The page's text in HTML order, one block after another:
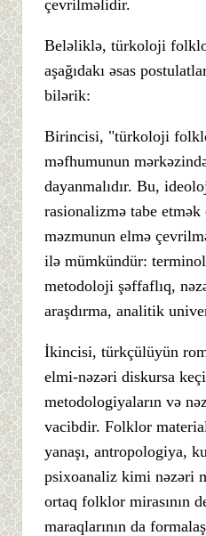
çevrilməlidir.
Beləliklə, türkoloji
aşağıdakı əsas
bilərik:
Birincisi, "türkoloji
məfhumunun
dayanmalıdır. Bu,
rasionalizmə tabe
məzmunun elmə
ilə mümkündür:
metodoloji şəffaflıq,
araşdırma, analitik
İkincisi, türkçülüyün
elmi-nəzəri diskursa
metodologiyaların və
vacibdir. Folklor
yanaşı, antropologiya,
psixoanaliz kimi nəzəri
ortaq folklor mirasının
maraqlarının da